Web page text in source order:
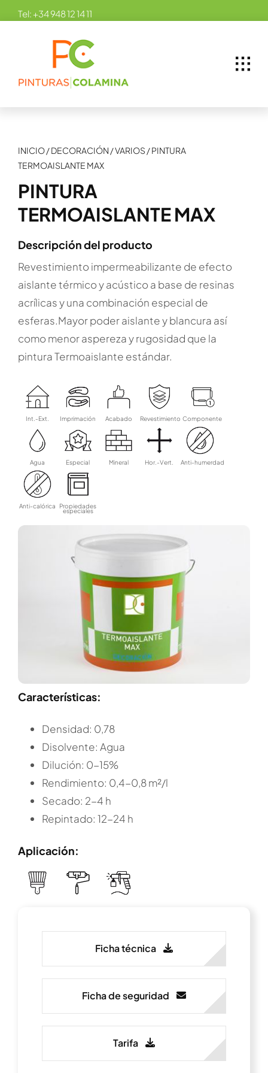
SkipTel:+34 948 12 14 11
INICIO/DECORACIÓN /VARIOS /PINTURA
TERMOAISLANTE MAX
PINTURA
TERMOAISLANTE MAX
Descripción del producto
Revestimiento impermeabilizante de efecto
aislante térmico y acústico a base de resinas
acrílicas y una combinación especial de
esferas.Mayor poder aislante y blancura así
como menor aspereza y rugosidad que la
pintura Termoaislante estándar.
Int.-Ext. Imprimación Acabado Revestimiento Componente
Agua Especial Mineral Hor.-Vert. Anti-humerdad
Anti-calórica Propiedades
especiales
Características:
Densidad: 0,78
Disolvente: Agua
Dilución: 0-15%
Rendimiento: 0,4-0,8 m²/l
Secado: 2-4 h
Repintado: 12-24 h
Aplicación:
Ficha técnica
Ficha de seguridad
Tarifa